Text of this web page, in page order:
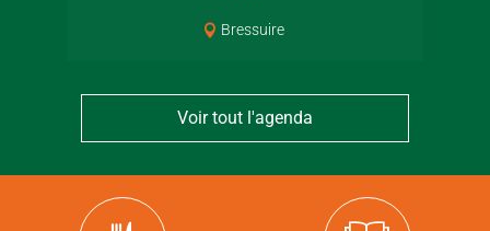
Bressuire
Voir tout l'agenda